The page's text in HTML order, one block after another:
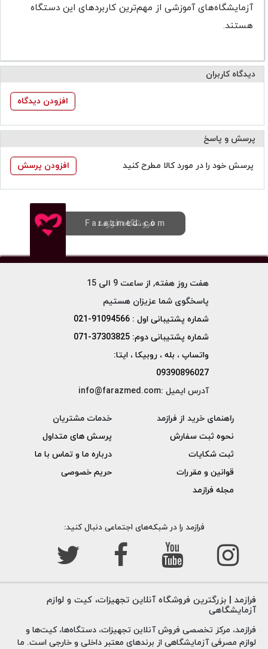
آزمایشگاه‌های آموزشی از مهم‌ترین کاربردهای این دستگاه
هستند.
دیدگاه کاربران
افزودن دیدگاه
پرسش و پاسخ
پرسش خود را در مورد کالا مطرح کنید افزودن پرسش
فروشگاه فرازمد
Farazmed.com
هفت روز هفته, از ساعت 9 الی 15
پاسخگوی شما عزیزان هستیم
شماره پشتیبانی اول : 91094566-021
شماره پشتیبانی دوم: 37303825-071
واتساپ ، بله ، روبیکا ، ایتا:
09390896027
آدرس ایمیل :info@farazmed.com
راهنمای خرید از فرازمد
نحوه ثبت سفارش
ثبت شکایات
قوانین و مقررات
مجله فرازمد
خدمات مشتریان
پرسش های متداول
درباره ما و تماس با ما
حریم خصوصی
فرازمد را در شبکه‌های اجتماعی دنبال کنید:
فرازمد | بزرگترین فروشگاه آنلاین تجهیزات، کیت و لوازم
آزمایشگاهی
فرازمد، مرکز تخصصی فروش آنلاین تجهیزات، دستگاه‌ها، کیت‌ها و
لوازم مصرفی آزمایشگاهی از برندهای معتبر داخلی و خارجی است. ما